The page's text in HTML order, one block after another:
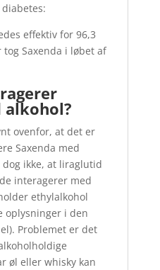
effektiv for 96,3
Saxenda i løbet af
alkohol?
ovenfor, at det er
Saxenda med
ikke, at liraglutid
interagerer med
ethylalkohol
oplysninger i den
Problemet er det
øl eller whisky kan